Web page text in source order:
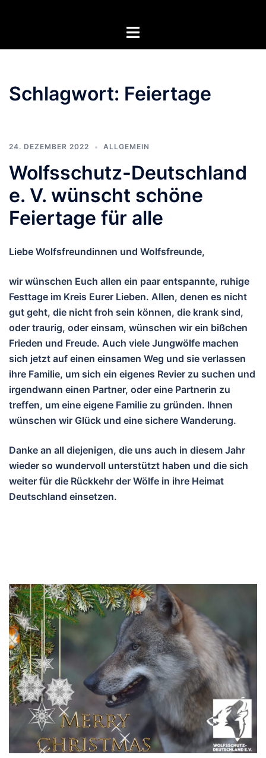
Menü
Schlagwort: Feiertage
24. DEZEMBER 2022 ALLGEMEIN
Wolfsschutz-Deutschland
e. V. wünscht schöne
Feiertage für alle
Liebe Wolfsfreundinnen und Wolfsfreunde,
wir wünschen Euch allen ein paar entspannte, ruhige
Festtage im Kreis Eurer Lieben. Allen, denen es nicht
gut geht, die nicht froh sein können, die krank sind,
oder traurig, oder einsam, wünschen wir ein bißchen
Frieden und Freude. Auch viele Jungwölfe machen
sich jetzt auf einen einsamen Weg und sie verlassen
ihre Familie, um sich ein eigenes Revier zu suchen und
irgendwann einen Partner, oder eine Partnerin zu
treffen, um eine eigene Familie zu gründen. Ihnen
wünschen wir Glück und eine sichere Wanderung.
Danke an all diejenigen, die uns auch in diesem Jahr
wieder so wundervoll unterstützt haben und die sich
weiter für die Rückkehr der Wölfe in ihre Heimat
Deutschland einsetzen.